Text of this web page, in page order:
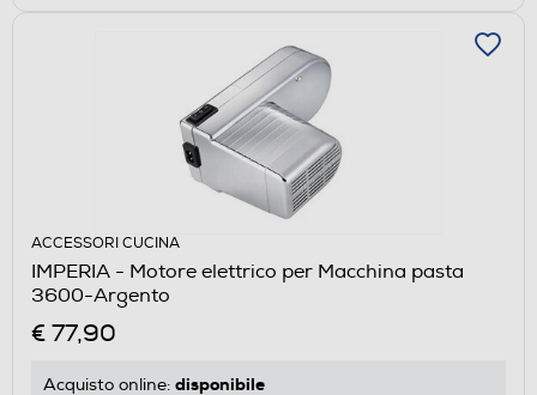
ACCESSORI CUCINA
IMPERIA - Motore elettrico per Macchina pasta
3600-Argento
€ 77,90
Acquisto online: disponibile